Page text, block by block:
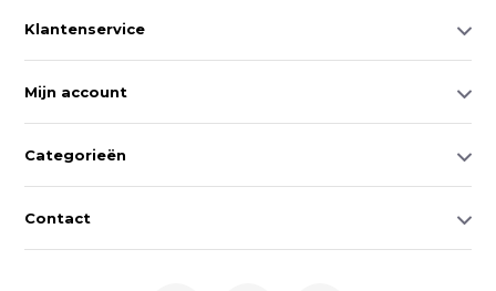
Klantenservice
Mijn account
Categorieën
Contact